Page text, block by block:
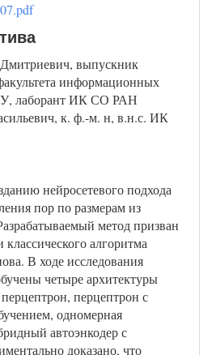
выпускник
информационных
лаборант ИК СО РАН
к. ф.-м. н, в.н.с. ИК
нейросетевого подхода
пор по размерам из
метод призван
классического алгоритма
В ходе исследования
четыре архитектуры
перцептрон с
одномерная
автоэнкодер с
доказано, что